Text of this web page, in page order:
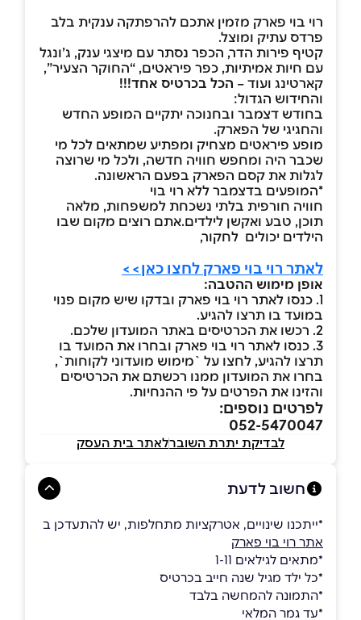
רוי בוי פארק מזמין אתכם להרפתקה ענקית בלב
פרדס עתיק ומוצל.
קטיף פירות הדר, הכפר נסתר עם מיצגי ענק, ג’ונגל
עם חיות אמיתיות, כפר פיראטים, “החוקר הצעיר”,
קארטינג ועוד – הכל בכרטיס אחד!!!
והחידוש הגדול:
בחודש דצמבר ובחנוכה יתקיים המופע החדש
והחגיגי של הפארק.
מופע פיראטים מצחיק ומפתיע שמתאים לכל מי
שכבר היה ומחפש חוויה חדשה, ולכל מי שרוצה
לגלות את קסם הפארק בפעם הראשונה.
*המופעים בדצמבר ללא רוי בוי
חוויה חורפית בלתי נשכחת למשפחות, מלאה
תוכן, טבע ואקשן לילדים.אתם רוצים מקום שבו
הילדים יכולים לחקור,
לאתר רוי בוי פארק לחצו כאן>>
אופן מימוש ההטבה:
1. כנסו לאתר רוי בוי פארק ובדקו שיש מקום פנוי
במועד בו תרצו להגיע.
2. רכשו את הכרטיסים באתר המועדון שלכם.
3. כנסו לאתר רוי בוי פארק ובחרו את המועד בו
תרצו להגיע, לחצו על `מימוש מועדוני לקוחות`,
בחרו את המועדון ממנו רכשתם את הכרטיסים
והזינו את הפרטים על פי ההנחיות.
לפרטים נוספים:
052-5470047
לבדיקת יתרת השוברלאתר בית העסק
חשוב לדעת
*ייתכנו שינויים, אטרקציות מתחלפות, יש להתעדכן ב
אתר רוי בוי פארק
*מתאים לגילאים 1-11
*כל ילד מגיל שנה חייב בכרטיס
ָ*התמונה להמחשה בלבד
ָָ*עד גמר המלאי